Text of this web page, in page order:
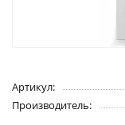
Артикул:
Производитель: